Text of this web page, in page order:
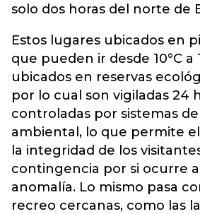
solo dos horas del norte de
Estos lugares ubicados en
que pueden ir desde 10°C a
ubicados en reservas
por lo cual son vigiladas 24
controladas por sistemas
ambiental, lo que permite
la integridad de los
contingencia por si ocurre
anomalía. Lo mismo pasa
recreo cercanas, como las